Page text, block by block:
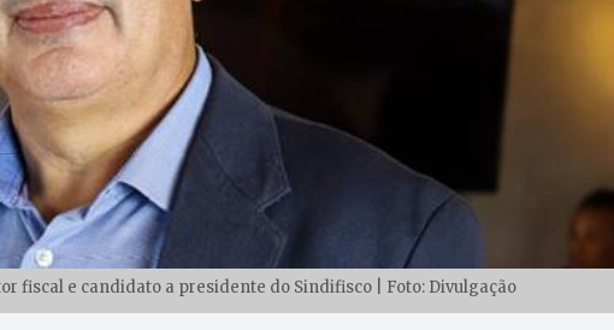
fiscal e candidato a presidente do Sindifisco | Foto: Divulgação